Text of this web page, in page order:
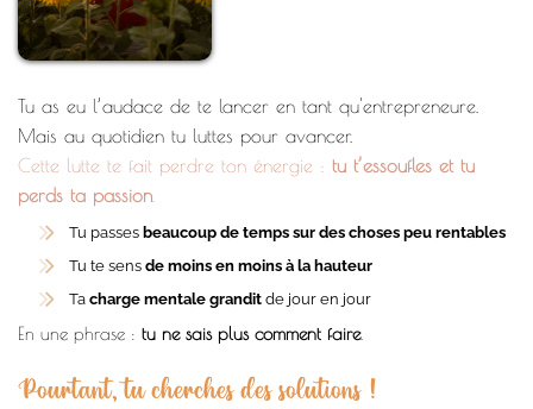
Tu as eu l’audace de te lancer en tant qu'entrepreneure.
Mais au quotidien tu luttes pour avancer.
Cette lutte te fait perdre ton énergie : tu t’essoufles et tu
perds ta passion
Tu passes beaucoup de temps sur des choses peu rentables
Tu te sensde moins en moins à la hauteur
Ta charge mentale granditde jour en jour
En une phrase : tu ne sais plus comment faire.
Pourtant, tu cherches des solutions !